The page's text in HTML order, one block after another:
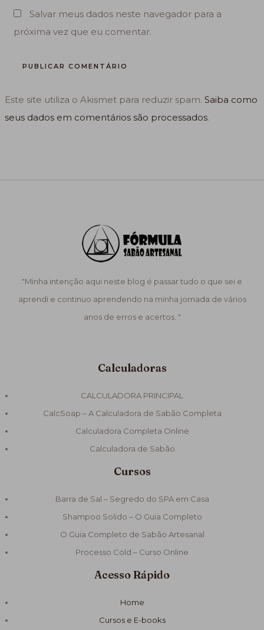
Salvar meus dados neste navegador para a
próxima vez que eu comentar.
Este site utiliza o Akismet para reduzir spam.Saiba como
seus dados em comentários são processados.
"Minha intenção aqui neste blog é passar tudo o que sei e
aprendi e continuo aprendendo na minha jornada de vários
anos de erros e acertos. "
Calculadoras
CALCULADORA PRINCIPAL
CalcSoap – A Calculadora de Sabão Completa
Calculadora Completa Online
Calculadora de Sabão
Cursos
Barra de Sal – Segredo do SPA em Casa
Shampoo Solido – O Guia Completo
O Guia Completo de Sabão Artesanal
Processo Cold – Curso Online
Acesso Rápido
Home
Cursos e E-books